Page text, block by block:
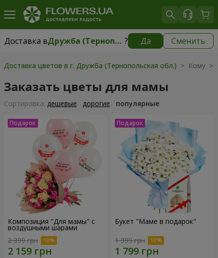
Доставка в Дружба (Тернопольская обл.) ? Да Сменить
Доставка вДружба (Тернопольская обл.) бесплатно
Доставка цветов в г. Дружба (Тернопольская обл.) > Кому >
Заказать цветы для мамы
Cортировка: дешевые дорогие популярные
Композиция "Для мамы" с
воздушными шарами
2 399 грн
Букет "Маме в подарок"
1 999 грн